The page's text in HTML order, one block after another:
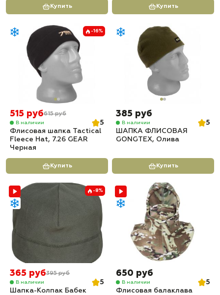
Купить Купить
-16%
515 руб615 руб
В наличии
5
Флисовая шапка Tactical
Fleece Hat, 7.26 GEAR
Черная
Купить
385 руб
В наличии
5
ШАПКА ФЛИСОВАЯ
GONGTEX, Олива
Купить
-8%
365 руб395 руб
В наличии
5
Шапка-Колпак Бабек
650 руб
В наличии
5
Флисовая балаклава